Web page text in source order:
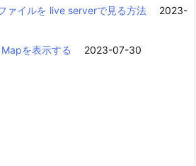
ァイルを live serverで見る方法
2023-
を表示する
2023-07-30